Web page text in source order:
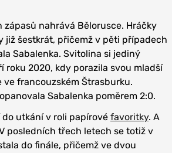
zápasů nahrává Bělorusce. Hráčky
již šestkrát, přičemž v pěti případech
Sabalenka. Svitolina si jediný
roku 2020, kdy porazila svou mladší
francouzském Štrasburku.
Sabalenka poměrem 2:0.
utkání v roli papírové favoritky. A
posledních třech letech se totiž v
do finále, přičemž ve dvou